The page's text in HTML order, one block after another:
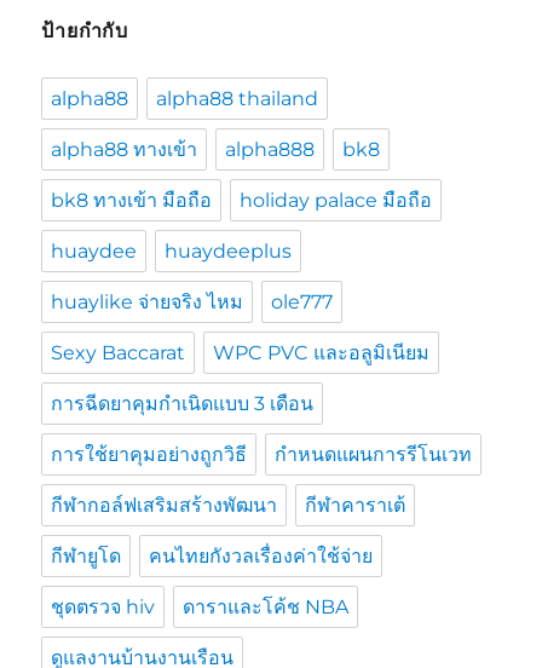
ป้ายกำกับ
alpha88 alpha88 thailand
alpha88 ทางเข้า alpha888 bk8
bk8 ทางเข้า มือถือ holiday palace มือถือ
huaydee huaydeeplus
huaylike จ่ายจริง ไหม ole777
Sexy Baccarat WPC PVC และอลูมิเนียม
การฉีดยาคุมกำเนิดแบบ 3 เดือน
การใช้ยาคุมอย่างถูกวิธี กำหนดแผนการรีโนเวท
กีฬากอล์ฟเสริมสร้างพัฒนา กีฬาคาราเต้
กีฬายูโด คนไทยกังวลเรื่องค่าใช้จ่าย
ชุดตรวจ hiv ดาราและโค้ช NBA
ดูแลงานบ้านงานเรือน